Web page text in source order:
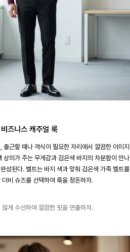
즈니스 캐주얼 룩
출근할 때나 격식이 필요한 자리에서 깔끔한 이미지
상의가 주는 무게감과 검은색 바지의 차분함이 만나
성된다. 벨트는 바지 색과 맞춰 검은색 가죽 벨트를
비 슈즈를 선택하여 룩을 정돈하자.
게 수선하여 깔끔한 핏을 연출하자.